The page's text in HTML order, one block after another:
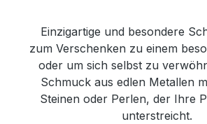
Einzigartige und besondere
zum Verschenken zu einem
oder um sich selbst zu
Schmuck aus edlen Metallen
Steinen oder Perlen, der Ihre
unterstreicht.